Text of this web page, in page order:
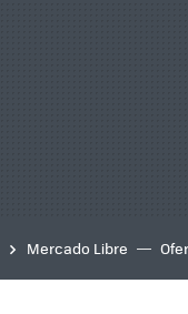
Mercado Libre